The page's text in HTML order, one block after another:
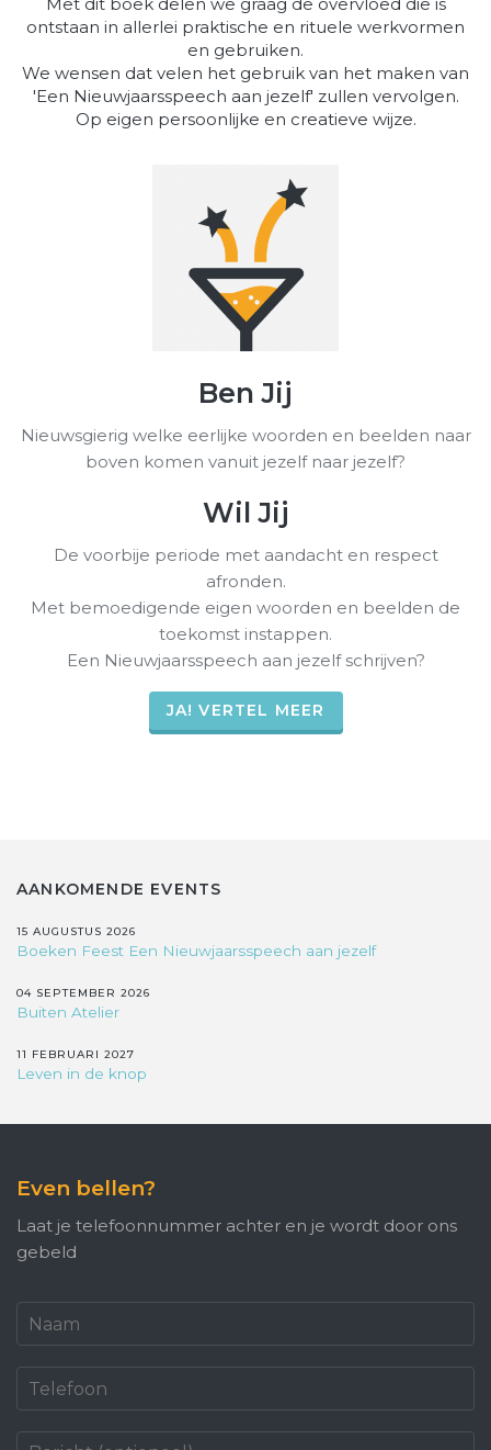
ontstaan in allerlei praktische en rituele werkvormen
en gebruiken.
We wensen dat velen het gebruik van het maken van
'Een Nieuwjaarsspeech aan jezelf' zullen vervolgen.
Op eigen persoonlijke en creatieve wijze.
Ben Jij
Nieuwsgierig welke eerlijke woorden en beelden naar
boven komen vanuit jezelf naar jezelf?
Wil Jij
De voorbije periode met aandacht en respect
afronden.
Met bemoedigende eigen woorden en beelden de
toekomst instappen.
Een Nieuwjaarsspeech aan jezelf schrijven?
JA! VERTEL MEER
AANKOMENDE EVENTS
15 AUGUSTUS 2026
Boeken Feest Een Nieuwjaarsspeech aan jezelf
04 SEPTEMBER 2026
Buiten Atelier
11 FEBRUARI 2027
Leven in de knop
Even bellen?
Laat je telefoonnummer achter en je wordt door ons
gebeld